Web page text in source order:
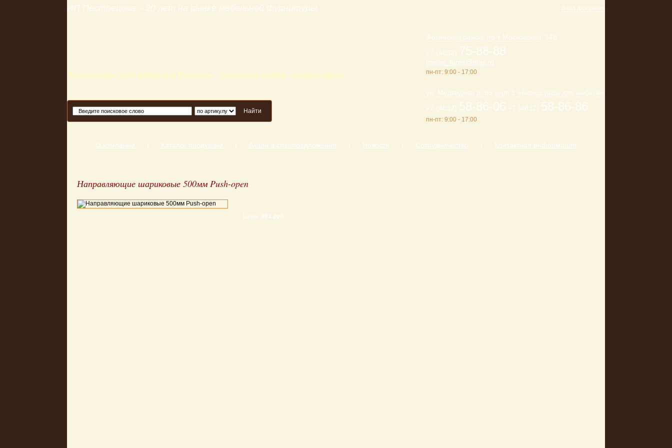
ИП Пестрецова – 20 лет на рынке мебельной фурнитуры
Аксессуары для мебели в Брянске - большой выбор, низкие цены
Вход для своих
Фокинский район, пр-т Московский, 148
+7 (4832) 75-88-88
mebel_furnit@mail.ru
пн-пт: 9:00 - 17:00
ул. Медведева д. 65 корп.1 «Аксессуары для мебели»
+7 (4832) 58-86-06 +7 (4832) 58-86-86
пн-пт: 9:00 - 17:00
Найти
О компании Каталог продукции Акции и спецпредложения Новости Сотрудничество Контактная информация
Направляющие шариковые 500мм Push-open
Цена:491 руб.